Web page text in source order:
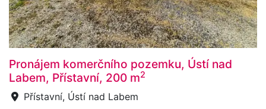
Pronájem komerčního pozemku, Ústí nad
Labem, Přístavní, 200 m2
Přístavní, Ústí nad Labem